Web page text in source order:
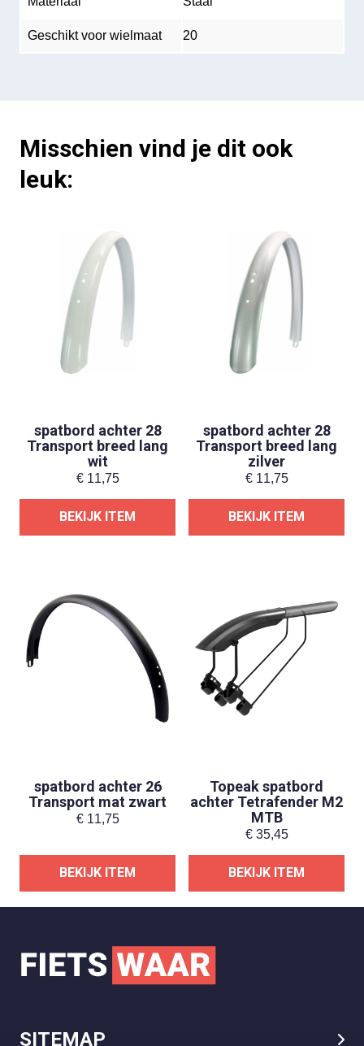
Geschikt voor wielmaat 20
Misschien vind je dit ook
leuk:
spatbord achter 28
Transport breed lang
wit
€11,75
BEKIJK ITEM
spatbord achter 28
Transport breed lang
zilver
€11,75
BEKIJK ITEM
spatbord achter 26
Transport mat zwart
€11,75
BEKIJK ITEM
Topeak spatbord
achter Tetrafender M2
MTB
€35,45
BEKIJK ITEM
SITEMAP